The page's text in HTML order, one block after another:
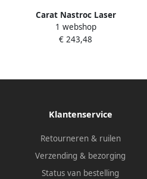
Carat Nastroc Laser
Droogboor 162X300Xm30
HDN1623005
1 webshop
€ 243,48
Klantenservice
Retourneren & ruilen
Verzending & bezorging
Status van bestelling